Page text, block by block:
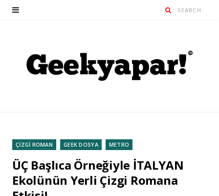
ÇİZGİ ROMAN GEEK DOSYA METRO
ÜÇ Başlıca Örneğiyle İTALYAN
Ekolünün Yerli Çizgi Romana